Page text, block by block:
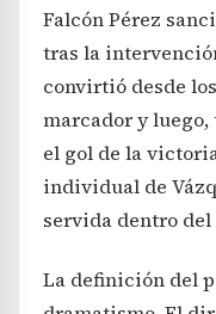
Falcón Pérez
tras la
convirtió desde
marcador y
el gol de la
individual de
servida dentro del
La definición del